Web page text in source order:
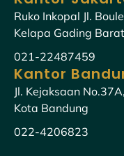
Ruko Inkopal Jl.
Kelapa Gading
021-22487459
Kantor
Jl. Kejaksaan
Kota Bandung
022-4206823